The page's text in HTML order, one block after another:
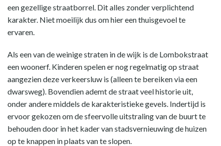
een gezellige straatborrel. Dit alles zonder verplichtend
karakter. Niet moeilijk dus om hier een thuisgevoel te
ervaren.
Als een van de weinige straten in de wijk is de Lombokstraat
een woonerf. Kinderen spelen er nog regelmatig op straat
aangezien deze verkeersluw is (alleen te bereiken via een
dwarsweg). Bovendien ademt de straat veel historie uit,
onder andere middels de karakteristieke gevels. Indertijd is
ervoor gekozen om de sfeervolle uitstraling van de buurt te
behouden door in het kader van stadsvernieuwing de huizen
op te knappen in plaats van te slopen.